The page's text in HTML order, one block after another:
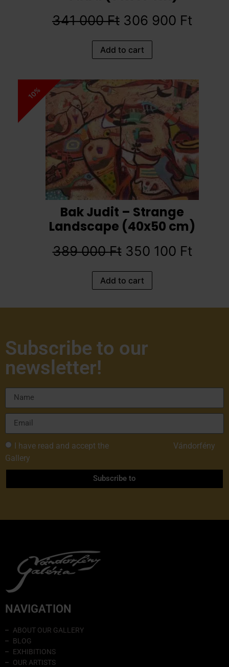
341 000Ft 306 900 Ft
Add to cart
10%
Bak Judit – Strange
Landscape (40x50 cm)
389 000Ft 350 100 Ft
Add to cart
Subscribe to our
newsletter!
I have read and accept the
Vándorfény
Gallery
Subscribe to
NAVIGATION
ABOUT OUR GALLERY
BLOG
EXHIBITIONS
OUR ARTISTS